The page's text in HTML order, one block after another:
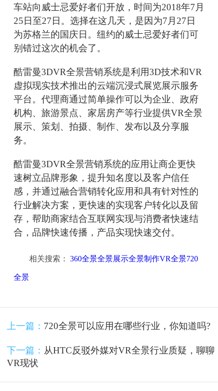
车站向威士忌爱好者们开放，时间为2018年7月
25日至27日。选择在这几天，是因为7月27日
为苏格兰的国庆日。纽约的威士忌爱好者们可
别错过这次的机会了。
酷雷曼3DVR全景营销系统是利用3D技术和VR
虚拟现实技术推出的云端沉浸式展览展示服务
平台。代理商通过简单操作可以为企业、政府
机构、旅游景点、家居房产等行业提供VR全景
展示、策划、拍摄、制作、发布以及分享服
务。
酷雷曼3DVR全景营销系统的应用让商企更快
速树立品牌形象，提升知名度以及客户信任
感，并通过融合营销转化应用和具有针对性的
行业解决方案，更快速的实现客户转化以及留
存，帮助商家结合互联网实现与消费者快速结
合，品牌快速传播，产品实现快速交付。
相关搜索： 360全景全景展示全景制作VR全景720
全景
上一篇： 720全景可以应用在哪些行业，你知道吗?
下一篇： 从HTC反驳外媒对VR全景行业质疑，聊聊
VR现状